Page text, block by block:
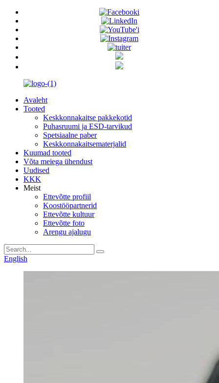
Avaleht
Tooted
Keskkonnakaitse pakkekotid
Puhasruumi ja ESD-tarvikud
Spetsiaalne paber
Keskkonnakaitsematerjalid
Kuumad tooted
Võta meiega ühendust
Uudised
KKK
Meist
Ettevõtte profiil
Koostööpartnerid
Ettevõtte kultuur
Ettevõtte foto
Arengu ajalugu
English